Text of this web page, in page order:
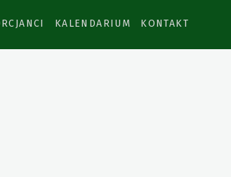
KALENDARIUM KONTAKT